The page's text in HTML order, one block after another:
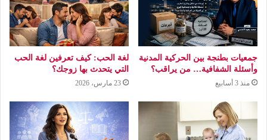
جمعيات بطنجة بين الحركية المدنية
وأسئلة الشفافية… من يراقب؟
منذ 3 أسابيع
لغة الحب: كيف تعرفين لغة الحب
التي يتحدث بها زوجك؟
23 مارس، 2026